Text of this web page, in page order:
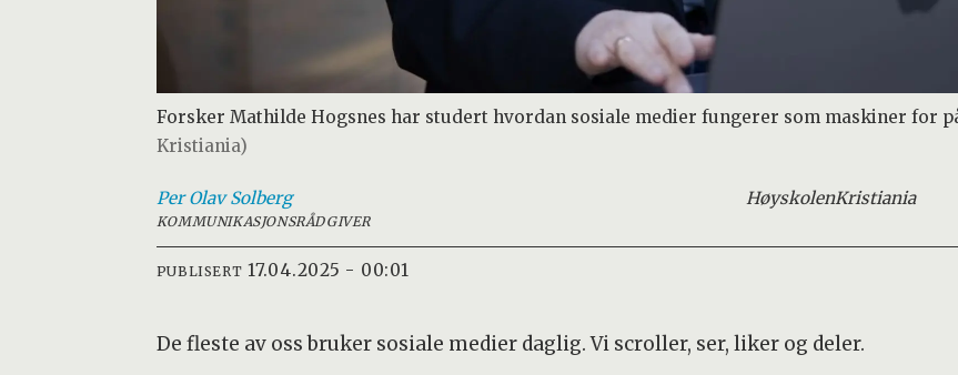
Forsker Mathilde Hogsnes har studert hvordan sosiale medier fungerer som maskiner for
Kristiania)
Per Olav Solberg
KOMMUNIKASJONSRÅDGIVER
HøyskolenKristiania
PUBLISERT 17.04.2025 - 00:01
De fleste av oss bruker sosiale medier daglig. Vi scroller, ser, liker og deler.